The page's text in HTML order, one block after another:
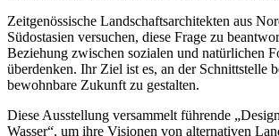
Zeitgenössische Landschaftsarchitekten aus
Südostasien versuchen, diese Frage zu
Beziehung zwischen sozialen und natürlichen
überdenken. Ihr Ziel ist es, an der Schnittstelle
bewohnbare Zukunft zu gestalten.
Diese Ausstellung versammelt führende
Wasser“, um ihre Visionen von alternativen